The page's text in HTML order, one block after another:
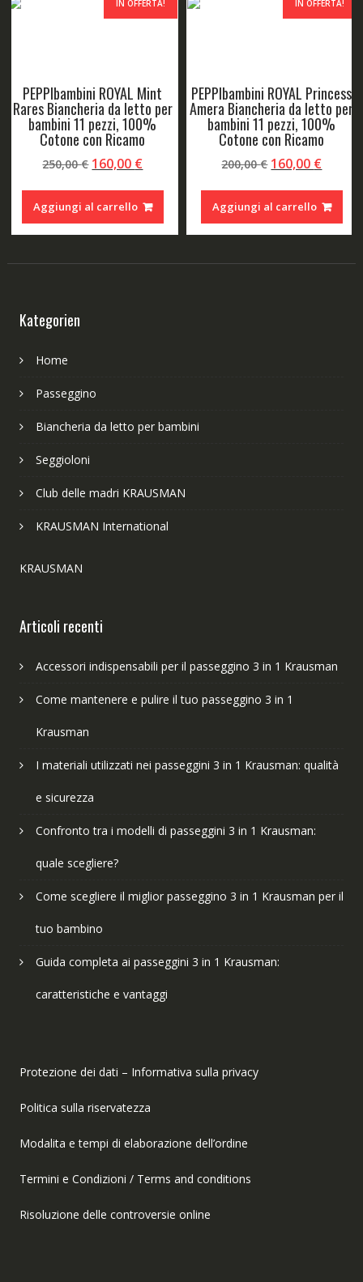
€.
IN OFFERTA!
PEPPIbambini ROYAL Mint
Rares Biancheria da letto per
bambini 11 pezzi, 100%
Cotone con Ricamo
250,00€ Il
originale
era:
250,00 €.
160,00 €Il
attuale
è:
160,00 €.
Aggiungi al carrello
IN OFFERTA!
PEPPIbambini ROYAL Princess
Amera Biancheria da letto per
bambini 11 pezzi, 100%
Cotone con Ricamo
200,00€ Il
originale
era:
200,00 €.
160,00 €Il
è:
Aggiungi al carrello
Kategorien
Home
Passeggino
Biancheria da letto per bambini
Seggioloni
Club delle madri KRAUSMAN
KRAUSMAN International
KRAUSMAN
Articoli recenti
Accessori indispensabili per il passeggino 3 in 1 Krausman
Come mantenere e pulire il tuo passeggino 3 in 1
Krausman
I materiali utilizzati nei passeggini 3 in 1 Krausman: qualità
e sicurezza
Confronto tra i modelli di passeggini 3 in 1 Krausman:
quale scegliere?
Come scegliere il miglior passeggino 3 in 1 Krausman per il
tuo bambino
Guida completa ai passeggini 3 in 1 Krausman:
caratteristiche e vantaggi
Protezione dei dati – Informativa sulla privacy
Politica sulla riservatezza
Modalita e tempi di elaborazione dell’ordine
Termini e Condizioni / Terms and conditions
Risoluzione delle controversie online